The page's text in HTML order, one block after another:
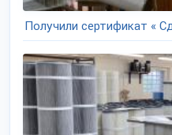
Получили сертификат «